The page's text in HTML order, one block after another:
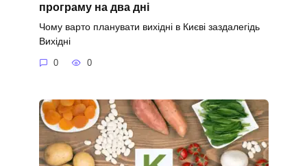
програму на два дні
Чому варто планувати вихідні в Києві заздалегідь
Вихідні
0 0